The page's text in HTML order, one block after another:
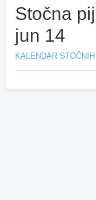
Stočna
jun 14
KALENDAR